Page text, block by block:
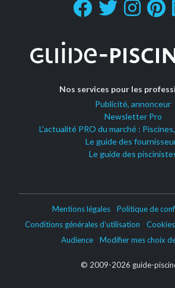
Nos services pour les
Publicité, annonceur
Newsletter Pro
L'actualité PRO du marché :
Le guide des
Le guide des
Mentions légales
Politique de
Conditions générales d’utilisation
Cookies
Audience
Modifier mes choix
© 2009-2026 guide-